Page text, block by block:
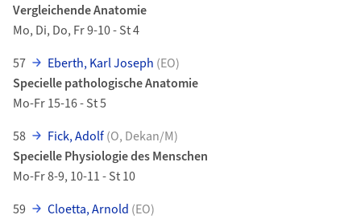
Vergleichende Anatomie
Mo, Di, Do, Fr 9-10 - St 4
57
Eberth, Karl Joseph (EO)
Specielle pathologische Anatomie
Mo-Fr 15-16 - St 5
58
Fick, Adolf(O, Dekan/M)
Specielle Physiologie des Menschen
Mo-Fr 8-9, 10-11 - St 10
59
Cloetta, Arnold (EO)